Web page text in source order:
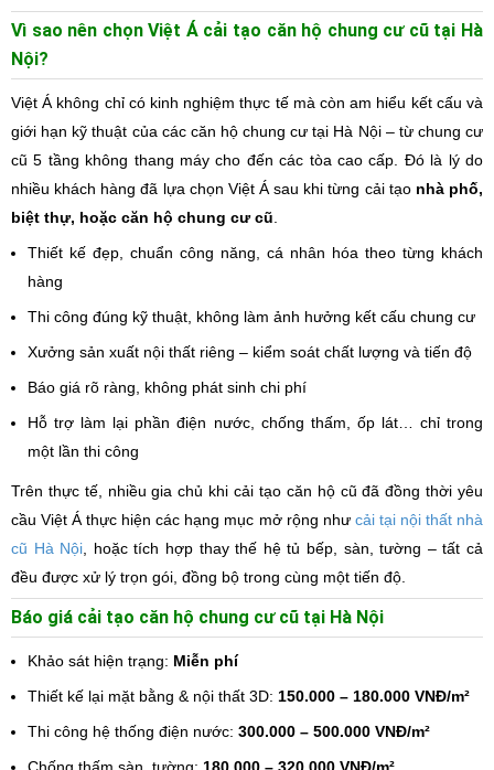
Vì sao nên chọn Việt Á cải tạo căn hộ chung cư cũ tại Hà
Nội?
Việt Á không chỉ có kinh nghiệm thực tế mà còn am hiểu kết cấu và
giới hạn kỹ thuật của các căn hộ chung cư tại Hà Nội – từ chung cư
cũ 5 tầng không thang máy cho đến các tòa cao cấp. Đó là lý do
nhiều khách hàng đã lựa chọn Việt Á sau khi từng cải tạo nhà phố,
biệt thự, hoặc căn hộ chung cư cũ
Thiết kế đẹp, chuẩn công năng, cá nhân hóa theo từng khách
hàng
Thi công đúng kỹ thuật, không làm ảnh hưởng kết cấu chung cư
Xưởng sản xuất nội thất riêng – kiểm soát chất lượng và tiến độ
Báo giá rõ ràng, không phát sinh chi phí
Hỗ trợ làm lại phần điện nước, chống thấm, ốp lát… chỉ trong
một lần thi công
Trên thực tế, nhiều gia chủ khi cải tạo căn hộ cũ đã đồng thời yêu
cầu Việt Á thực hiện các hạng mục mở rộng như cải tại nội thất nhà
cũ Hà Nội , hoặc tích hợp thay thế hệ tủ bếp, sàn, tường – tất cả
đều được xử lý trọn gói, đồng bộ trong cùng một tiến độ.
Báo giá cải tạo căn hộ chung cư cũ tại Hà Nội
Khảo sát hiện trạng: Miễn phí
Thiết kế lại mặt bằng & nội thất 3D: 150.000 – 180.000 VNĐ/m²
Thi công hệ thống điện nước: 300.000 – 500.000 VNĐ/m²